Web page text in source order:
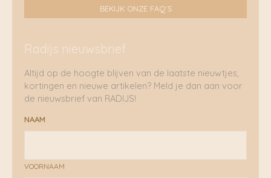
BEKIJK ONZE FAQ'S
Radijs nieuwsbrief
Altijd op de hoogte blijven van de laatste nieuwtjes,
kortingen en nieuwe artikelen? Meld je dan aan voor
de nieuwsbrief van RADIJS!
NAAM
VOORNAAM